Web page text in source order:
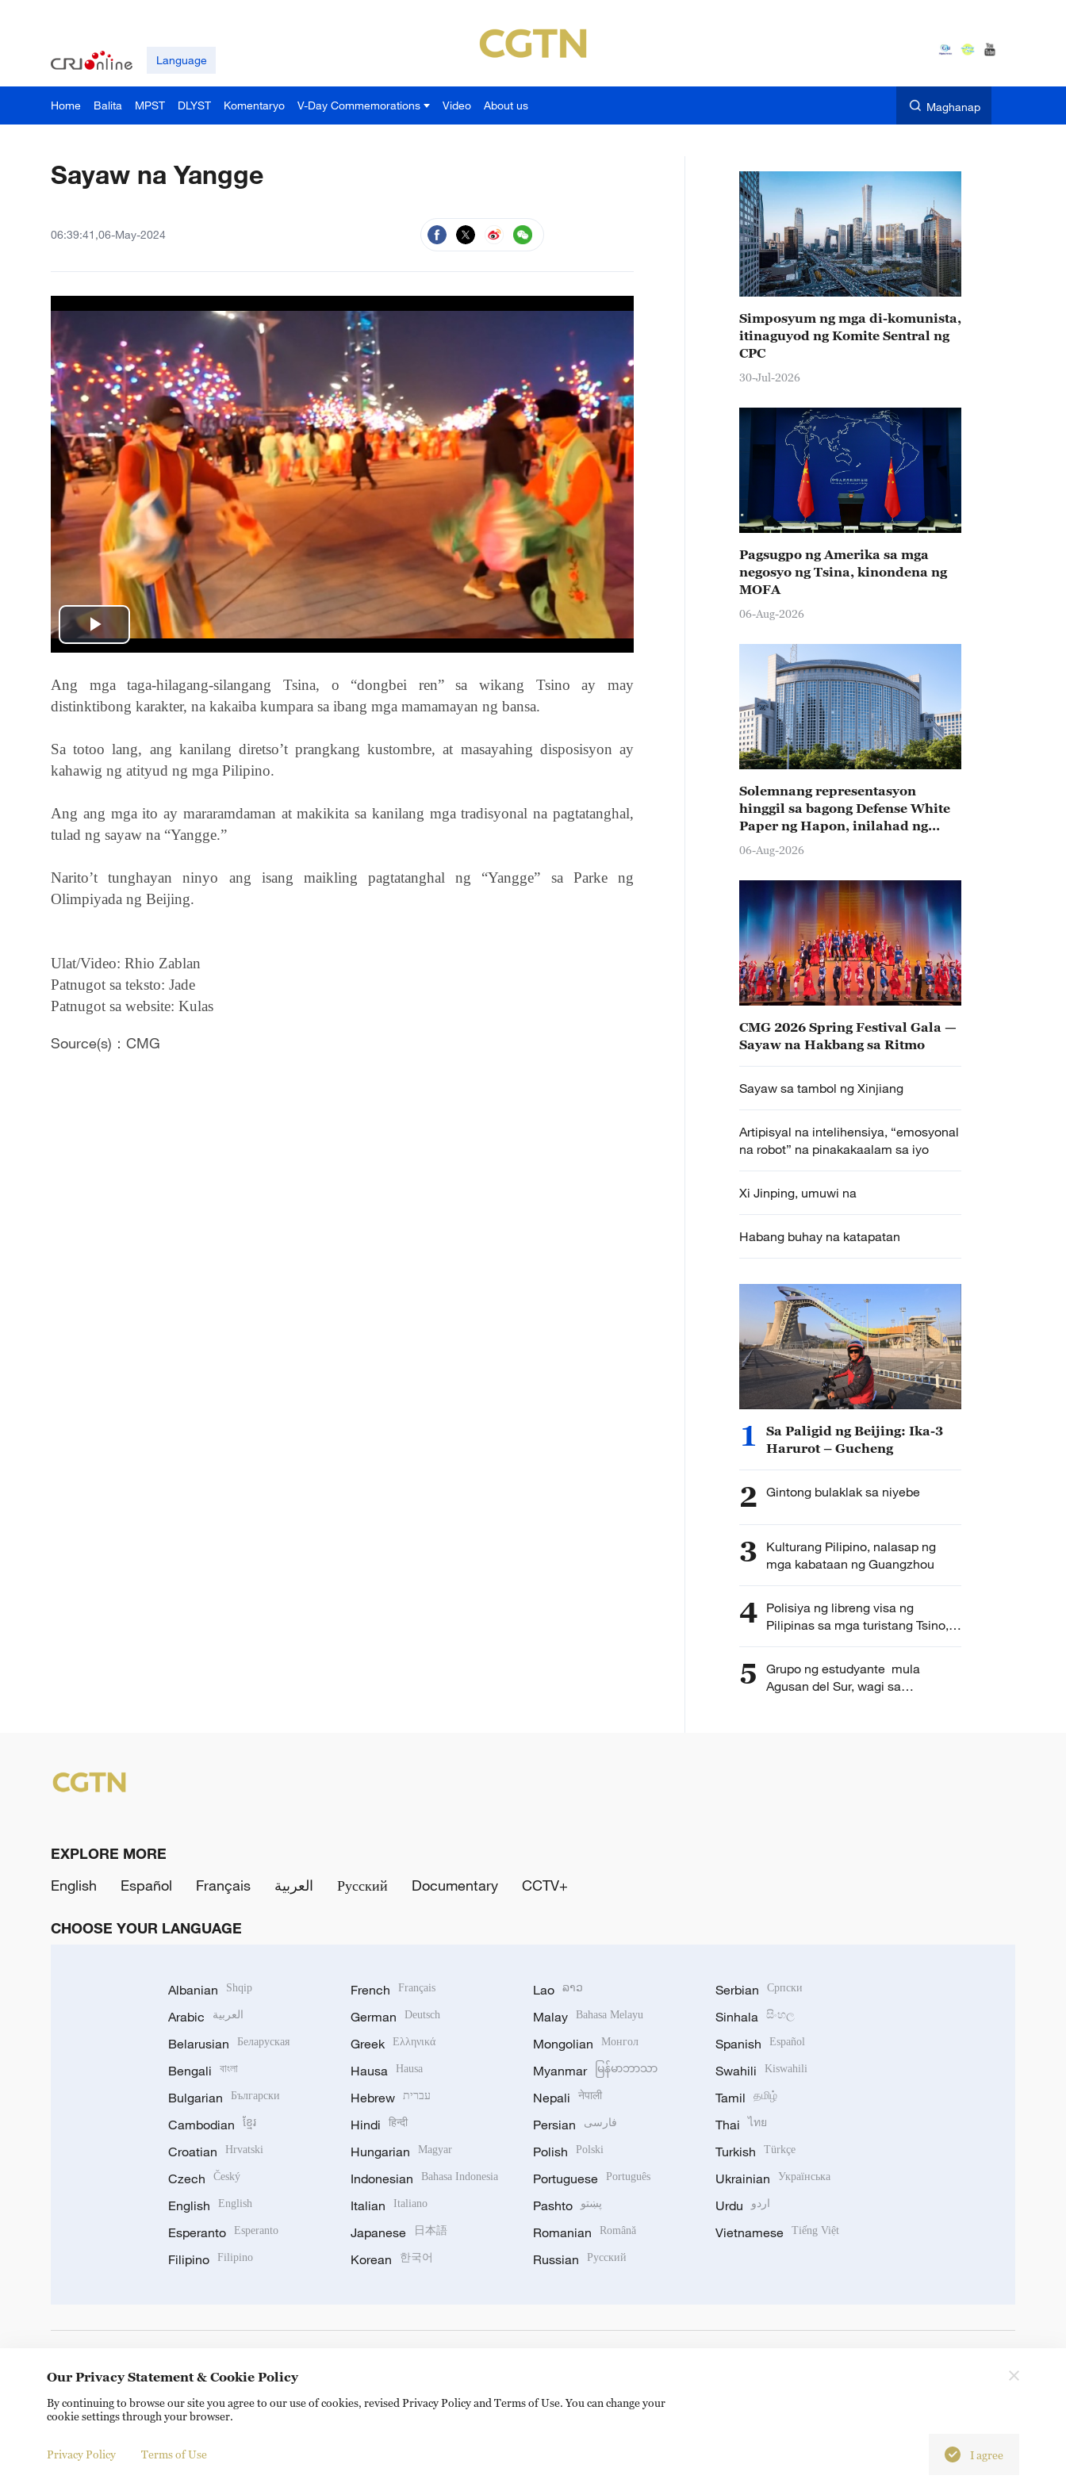
Language
Home Balita MPST DLYST Komentaryo V-Day Commemorations Video About us Maghanap
Sayaw na Yangge
06:39:41,06-May-2024
Play
Video
Ang mga taga-hilagang-silangang Tsina, o “dongbei ren” sa wikang Tsino ay may
distinktibong karakter, na kakaiba kumpara sa ibang mga mamamayan ng bansa.
Sa totoo lang, ang kanilang diretso’t prangkang kustombre, at masayahing disposisyon ay
kahawig ng atityud ng mga Pilipino.
Ang ang mga ito ay mararamdaman at makikita sa kanilang mga tradisyonal na pagtatanghal,
tulad ng sayaw na “Yangge.”
Narito’t tunghayan ninyo ang isang maikling pagtatanghal ng “Yangge” sa Parke ng
Olimpiyada ng Beijing.
Ulat/Video: Rhio Zablan
Patnugot sa teksto: Jade
Patnugot sa website: Kulas
Source(s)：CMG
Simposyum ng mga di-komunista,
itinaguyod ng Komite Sentral ng
CPC
30-Jul-2026
Pagsugpo ng Amerika sa mga
negosyo ng Tsina, kinondena ng
MOFA
06-Aug-2026
Solemnang representasyon
hinggil sa bagong Defense White
Paper ng Hapon, inilahad ng
Tsina
06-Aug-2026
CMG 2026 Spring Festival Gala —
Sayaw na Hakbang sa Ritmo
Sayaw sa tambol ng Xinjiang
Artipisyal na intelihensiya, “emosyonal
na robot” na pinakakaalam sa iyo
Xi Jinping, umuwi na
Habang buhay na katapatan
1
Sa Paligid ng Beijing: Ika-3
Harurot – Gucheng
2 Gintong bulaklak sa niyebe
3
Kulturang Pilipino, nalasap ng
mga kabataan ng Guangzhou
4 Polisiya ng libreng visa ng
Pilipinas sa mga turistang Tsino,
tampok sa kaganapang
5
Grupo ng estudyante mula
Agusan del Sur, wagi sa
EXPLORE MORE
English
Español Français العربية Русский Documentary CCTV+
CHOOSE YOUR LANGUAGE
Albanian Shqip
Arabic العربية
Belarusian Беларуская
Bengali বাংলা
Bulgarian Български
Cambodian ខ្មែរ
Croatian Hrvatski
Czech Český
English English
Esperanto Esperanto
Filipino Filipino
French Français
German Deutsch
Greek Ελληνικά
Hausa Hausa
Hebrew עברית
Hindi हिन्दी
Hungarian Magyar
Indonesian Bahasa Indonesia
Italian Italiano
Japanese 日本語
Korean 한국어
Lao ລາວ
Malay Bahasa Melayu
Mongolian Монгол
Myanmar မြန်မာဘာသာ
Nepali नेपाली
Persian فارسی
Polish Polski
Portuguese Português
Pashto پښتو
Romanian Română
Russian Русский
Serbian Српски
Sinhala සිංහල
Spanish Español
Swahili Kiswahili
Tamil தமிழ்
Thai ไทย
Turkish Türkçe
Ukrainian Українська
Urdu اردو
Vietnamese Tiếng Việt
© China Radio International.CRI. All Rights Reserved. 16A Shijingshan Road, Beijing, China. 100040
Our Privacy Statement & Cookie Policy
By continuing to browse our site you agree to our use of cookies, revised Privacy Policy and Terms of Use. You can change your
cookie settings through your browser.
Privacy Policy Terms of Use I agree